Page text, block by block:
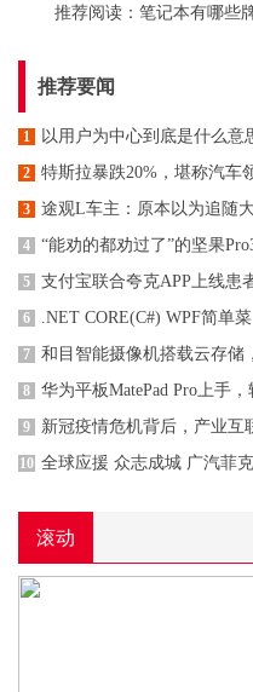
推荐阅读： 笔记本有哪些
推荐要闻
1 以用户为中心到底是什么意
2 特斯拉暴跌20%，堪称汽车
3 途观L车主：原本以为追随
4 “能劝的都劝过了”的坚果
5 支付宝联合夸克APP上线患
6 .NET CORE(C#) WPF简单菜
7 和目智能摄像机搭载云存储
8 华为平板MatePad Pro上手，
9 新冠疫情危机背后，产业互
10 全球应援 众志成城 广汽菲
滚动